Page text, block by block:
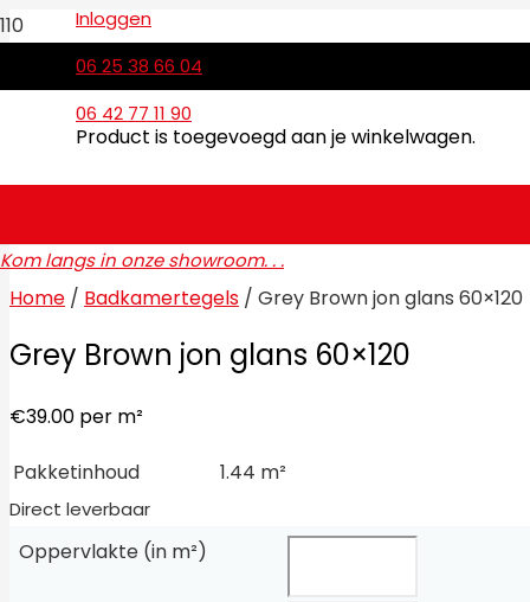
Inloggen
06 25 38 66 04
06 42 77 11 90
Product is toegevoegd aan je winkelwagen.
Kom langs in onze showroom. . .
Home / Badkamertegels / Grey Brown jon glans 60×120
Grey Brown jon glans 60×120
€39.00 per m²
Pakketinhoud 1.44 m²
Direct leverbaar
Oppervlakte (in m²)